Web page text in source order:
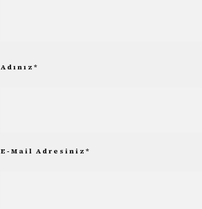
Adınız *
E-Mail Adresiniz *